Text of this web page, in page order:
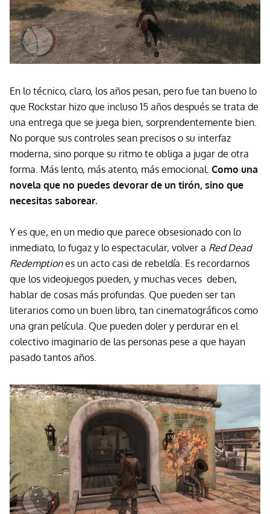
En lo técnico, claro, los años pesan, pero fue tan bueno lo
que Rockstar hizo que incluso 15 años después se trata de
una entrega que se juega bien, sorprendentemente bien.
No porque sus controles sean precisos o su interfaz
moderna, sino porque su ritmo te obliga a jugar de otra
forma. Más lento, más atento, más emocional. Como una
novela que no puedes devorar de un tirón, sino que
necesitas saborear.
Y es que, en un medio que parece obsesionado con lo
inmediato, lo fugaz y lo espectacular, volver a Red Dead
Redemptiones un acto casi de rebeldía. Es recordarnos
que los videojuegos pueden, y muchas veces deben,
hablar de cosas más profundas. Que pueden ser tan
literarios como un buen libro, tan cinematográficos como
una gran película. Que pueden doler y perdurar en el
colectivo imaginario de las personas pese a que hayan
pasado tantos años.